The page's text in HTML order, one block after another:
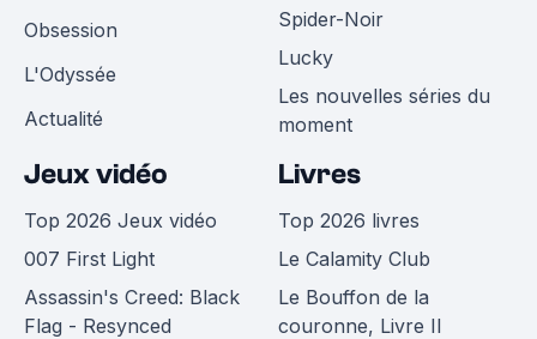
Obsession
L'Odyssée
Actualité
Spider-Noir
Lucky
Les nouvelles séries du
moment
Jeux vidéo
Top 2026 Jeux vidéo
007 First Light
Assassin's Creed: Black
Flag - Resynced
Livres
Top 2026 livres
Le Calamity Club
Le Bouffon de la
couronne, Livre II